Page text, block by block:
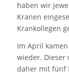
haben wir
Kranen
Krankollegen
Im April
wieder. Dieser
daher mit fünf